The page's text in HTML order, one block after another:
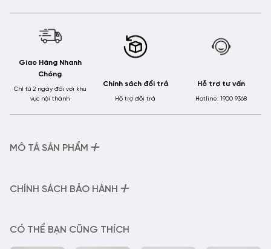
Giao Hàng Nhanh
Chóng
Chỉ từ 2 ngày đối với khu
vực nội thành
Chính sách đổi trả
Hỗ trợ đổi trả
Hỗ trợ tư vấn
Hotline: 1900 9368
MÔ TẢ SẢN PHẨM +
– Mã sản phẩm:
KL1160
đối.
Độ bền màu và tính đàn hồi cao. Ốc vặn được gia công kỹ
CHÍNH SÁCH BẢO HÀNH +
– Hỗ trợ điều chỉnh thị lực miễn phí trong vòng 30 ngày nếu
độ kính mới không thích nghỉ (chóng mặt, nhức đầu, nghiêng
CÓ THỂ BẠN CŨNG THÍCH